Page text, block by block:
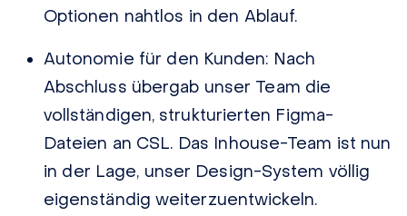
Optionen nahtlos in den Ablauf.
Autonomie für den Kunden: Nach
Abschluss übergab unser Team die
vollständigen, strukturierten Figma-
Dateien an CSL. Das Inhouse-Team ist nun
in der Lage, unser Design-System völlig
eigenständig weiterzuentwickeln.